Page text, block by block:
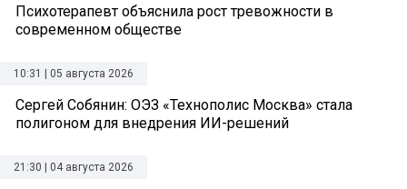
Психотерапевт объяснила рост тревожности в
современном обществе
10:31 | 05 августа 2026
Сергей Собянин: ОЭЗ «Технополис Москва» стала
полигоном для внедрения ИИ-решений
21:30 | 04 августа 2026